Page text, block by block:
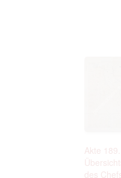
Akte 189.
des